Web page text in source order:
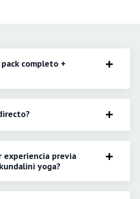
completo +
experiencia previa
yoga?